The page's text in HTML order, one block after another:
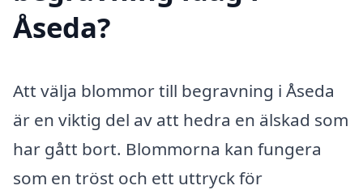
Åseda?
Att välja blommor till begravning i Åseda
är en viktig del av att hedra en älskad som
har gått bort. Blommorna kan fungera
som en tröst och ett uttryck för